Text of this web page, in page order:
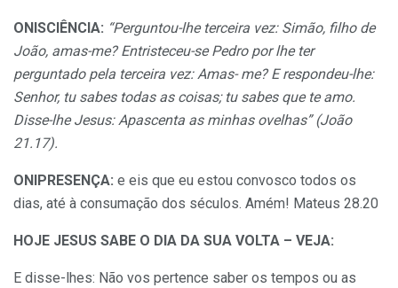
ONISCIÊNCIA: “Perguntou-lhe terceira vez: Simão, filho de
João, amas-me? Entristeceu-se Pedro por lhe ter
perguntado pela terceira vez: Amas- me? E respondeu-lhe:
Senhor, tu sabes todas as coisas; tu sabes que te amo.
Disse-lhe Jesus: Apascenta as minhas ovelhas” (João
21.17).
ONIPRESENÇA: e eis que eu estou convosco todos os
dias, até à consumação dos séculos. Amém! Mateus 28.20
HOJE JESUS SABE O DIA DA SUA VOLTA – VEJA:
E disse-lhes: Não vos pertence saber os tempos ou as